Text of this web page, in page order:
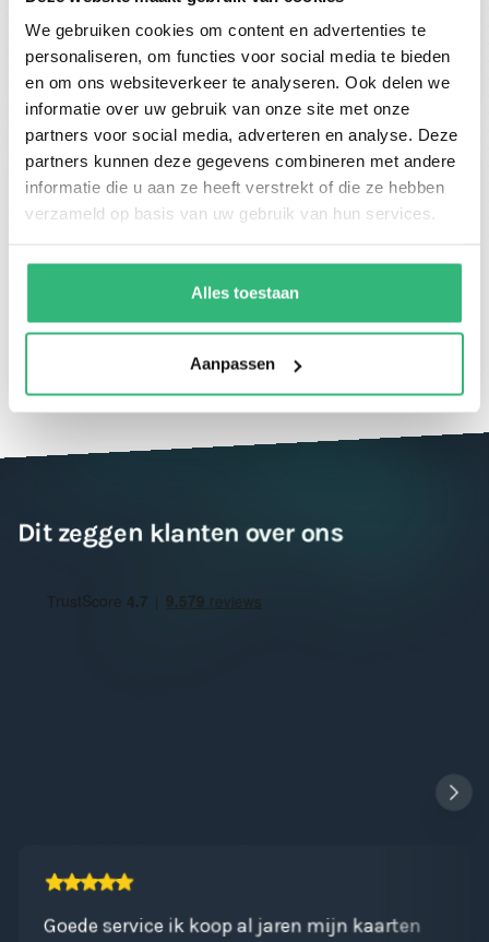
We gebruiken cookies om content en advertenties te
personaliseren, om functies voor social media te bieden
en om ons websiteverkeer te analyseren. Ook delen we
informatie over uw gebruik van onze site met onze
partners voor social media, adverteren en analyse. Deze
partners kunnen deze gegevens combineren met andere
informatie die u aan ze heeft verstrekt of die ze hebben
verzameld op basis van uw gebruik van hun services.
Alles toestaan
Aanpassen
Verzilver je code
Spaar voor korting en geniet van je
giftcard
Dit zeggen klanten over ons
Goede service ik koop al jaren mijn kaarten